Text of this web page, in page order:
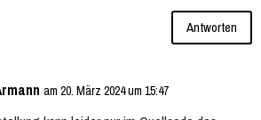
Antworten
am 20. März 2024 um 15:47